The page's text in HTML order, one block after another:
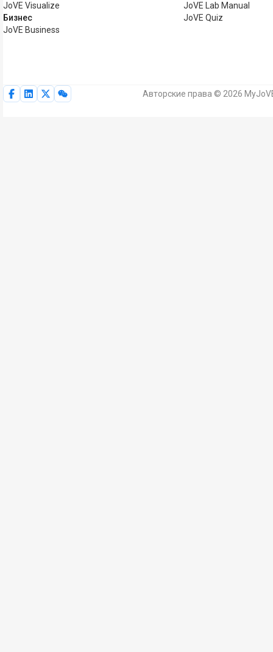
JoVE Visualize
Бизнес
JoVE Business
JoVE Lab Manual
JoVE Quiz
Авторские права © 2026